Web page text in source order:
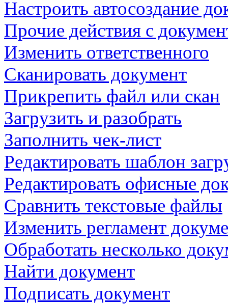
Настроить автосоздание
Прочие действия с
Изменить ответственного
Сканировать документ
Прикрепить файл или скан
Загрузить и разобрать
Заполнить чек-лист
Редактировать шаблон
Редактировать офисные
Сравнить текстовые файлы
Изменить регламент
Обработать несколько
Найти документ
Подписать документ